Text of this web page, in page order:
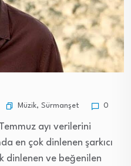
Müzik, Sürmanşet 0
ayı verilerini
en çok dinlenen şarkıcı
dinlenen ve beğenilen